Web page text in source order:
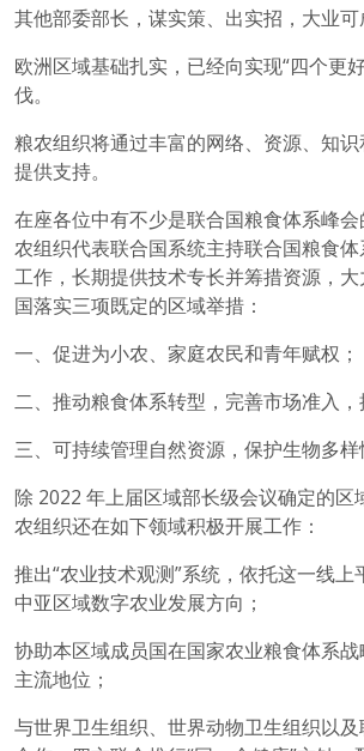
其他部委部长，谋实策、出实招，大业可
欧洲区域基础扎实，已经向实现“四个更
伐。
粮农组织将通过丰富的网络、资源、知
提供支持。
在座各位中有不少是联合国粮食体系峰
农组织代表联合国系统主持联合国粮食
工作，长期提供技术专长并筹措资源，
国落实三项既定的区域举措：
一、促进为小农、家庭农民和青年赋权；
二、推动粮食体系转型，完善市场准入，
三、可持续管理自然资源，保护生物多样
除 2022 年上届区域部长级会议确定的区
农组织还在如下领域积极开展工作：
推出“农业技术观测”系统，依托这一线上
中亚区域数字农业发展方向；
协助本区域成员国在国家农业粮食体系
主流地位；
与世界卫生组织、世界动物卫生组织以